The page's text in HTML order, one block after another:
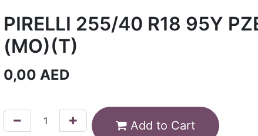
PIRELLI 255/40 R18 95Y
(MO)(T)
0,00 AED
Add to Cart